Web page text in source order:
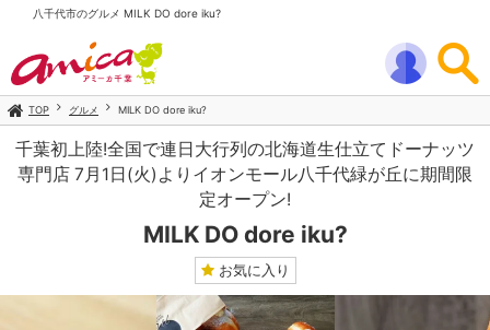
八千代市のグルメ MILK DO dore iku?
TOP グルメ MILK DO dore iku?
千葉初上陸!全国で連日大行列の北海道生仕立てドーナッツ
専門店 7月1日(火)よりイオンモール八千代緑が丘に期間限
定オープン!
MILK DO dore iku?
お気に入り